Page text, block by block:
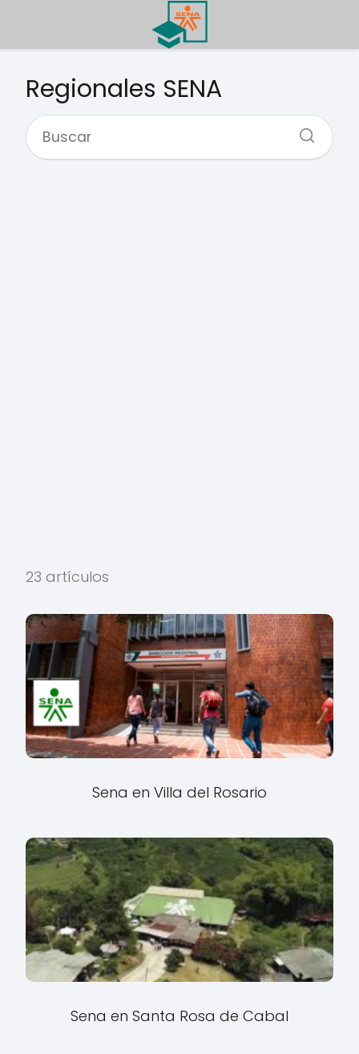
Regionales SENA
23 artículos
Sena en Villa del Rosario
Sena en Santa Rosa de Cabal